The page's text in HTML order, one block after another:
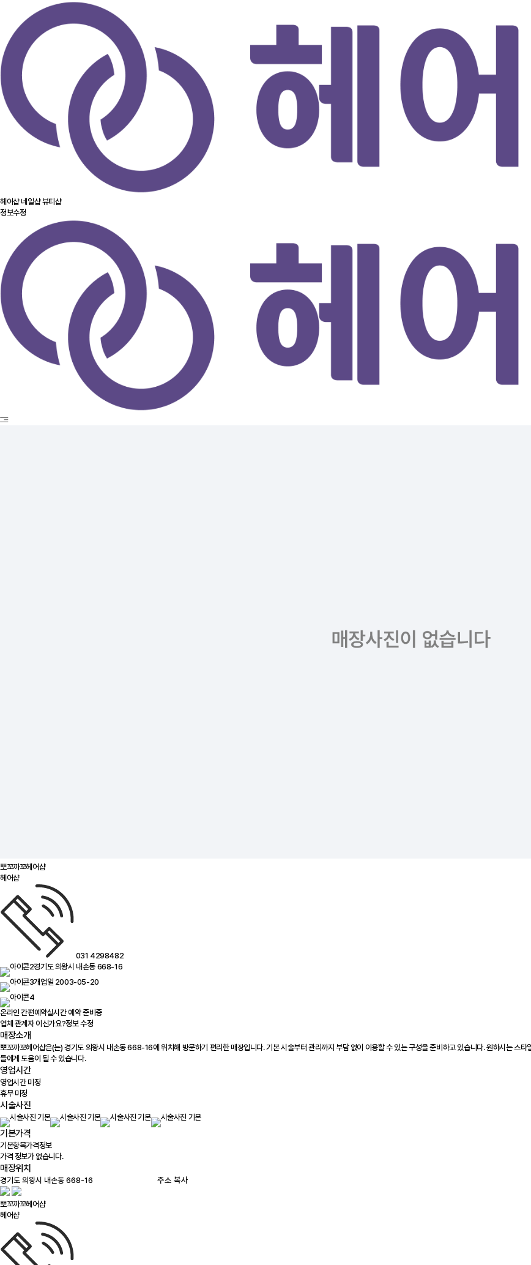
헤어샵 네일샵뷰티샵
정보수정
뽀꼬까꼬헤어샵
헤어샵
031 4298482
경기도 의왕시 내손동 668-16
개업일 2003-05-20
온라인 간편예약실시간 예약 준비중
업체 관계자 이신가요?정보 수정
매장소개
뽀꼬까꼬헤어샵은(는) 경기도 의왕시 내손동 668-16에 위치해 방문하기 편리한 매장입니다. 기본 시술부터 관리까지 부담 없이 이용할 수 있는 구성을 준비하고 있습니다. 원하시는 스
들에게 도움이 될 수 있습니다.
영업시간
영업시간 미정
휴무 미정
시술사진
기본가격
기본항목가격정보
가격 정보가 없습니다.
매장위치
주소 복사
뽀꼬까꼬헤어샵
헤어샵